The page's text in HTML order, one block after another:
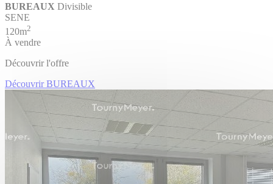
BUREAUX Divisible
SENE
120m2
À vendre
Découvrir l'offre
Découvrir BUREAUX